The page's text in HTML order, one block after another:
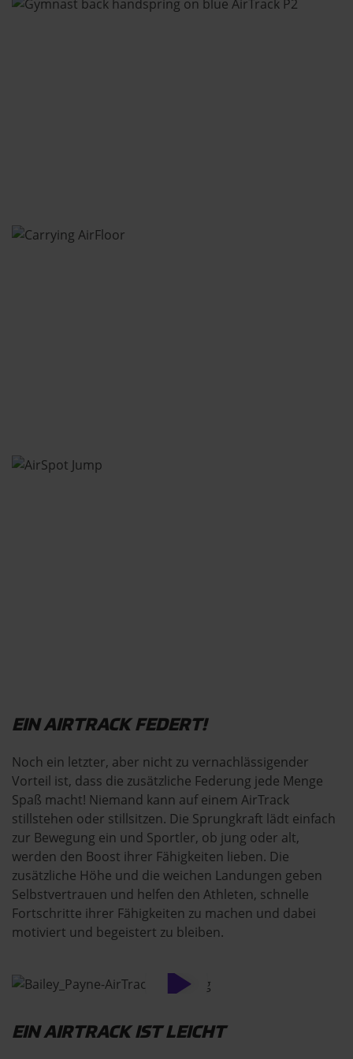
EIN AIRTRACK FEDERT!
Noch ein letzter, aber nicht zu vernachlässigender
Vorteil ist, dass die zusätzliche Federung jede Menge
Spaß macht! Niemand kann auf einem AirTrack
stillstehen oder stillsitzen. Die Sprungkraft lädt einfach
zur Bewegung ein und Sportler, ob jung oder alt,
werden den Boost ihrer Fähigkeiten lieben. Die
zusätzliche Höhe und die weichen Landungen geben
Selbstvertrauen und helfen den Athleten, schnelle
Fortschritte ihrer Fähigkeiten zu machen und dabei
motiviert und begeistert zu bleiben.
EIN AIRTRACK IST LEICHT